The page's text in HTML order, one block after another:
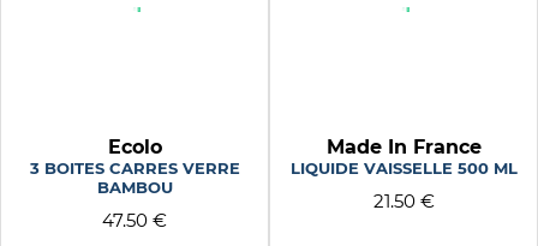
Ecolo
3 BOITES CARRES VERRE
BAMBOU
47.50 €
Made In France
LIQUIDE VAISSELLE 500 ML
21.50 €